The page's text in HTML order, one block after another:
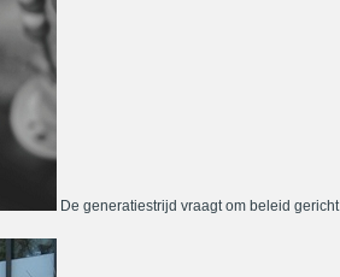
De generatiestrijd vraagt om beleid